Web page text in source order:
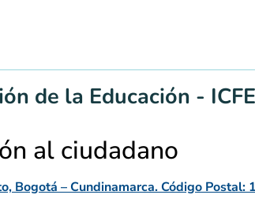
de la Educación -
al ciudadano
Bogotá – Cundinamarca. Código Postal: